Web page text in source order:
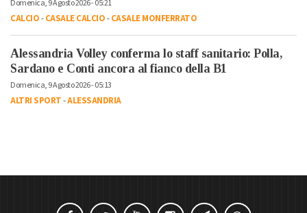
Domenica, 9 Agosto 2026 - 05:21
CALCIO-CASALE CALCIO-CASALE MONFERRATO
Alessandria Volley conferma lo staff sanitario: Polla,
Sardano e Conti ancora al fianco della B1
Domenica, 9 Agosto 2026 - 05:13
ALTRI SPORT-ALESSANDRIA